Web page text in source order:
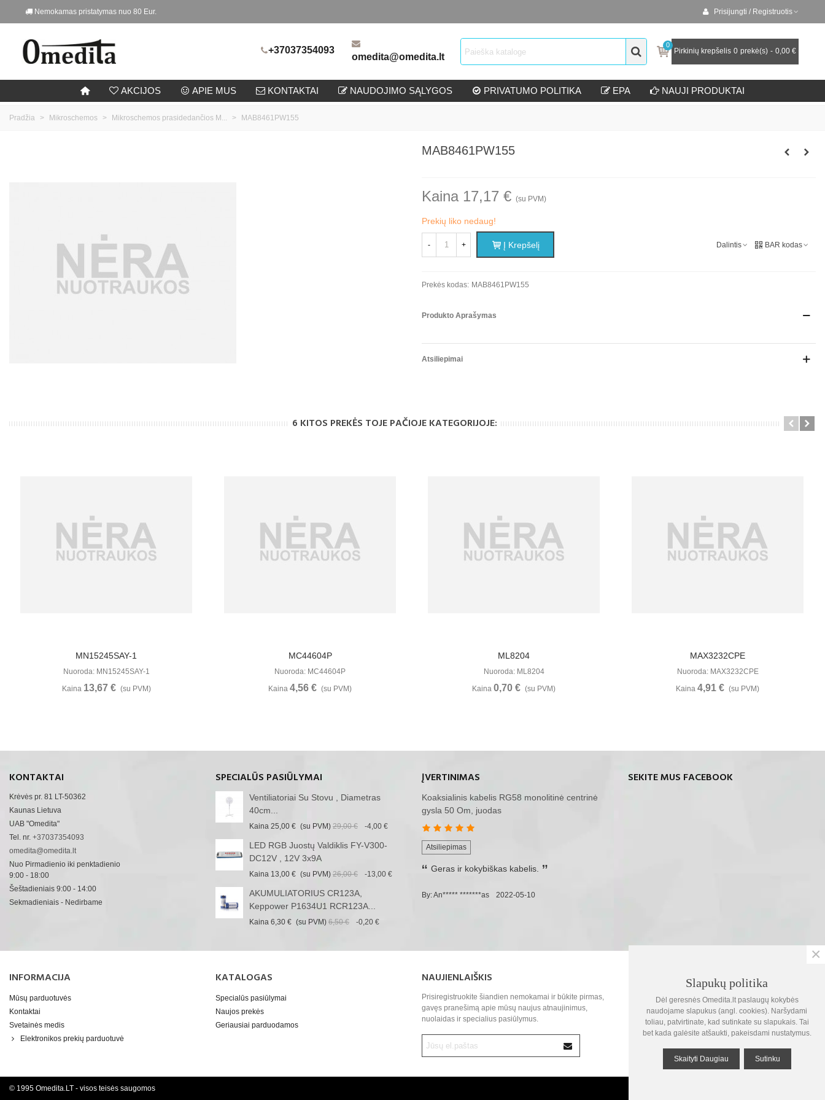
Nemokamas pristatymas nuo 80 Eur. Prisijungti / Registruotis
+37037354093
omedita@omedita.lt
0
Pirkinių krepšelis 0 prekė(s) - 0,00 €
AKCIJOS APIE MUS KONTAKTAI NAUDOJIMO SĄLYGOS PRIVATUMO POLITIKA EPA NAUJI PRODUKTAI
Pradžia > Mikroschemos > Mikroschemos prasidedančios M... > MAB8461PW155
MAB8461PW155
Kaina 17,17 € (su PVM)
Prekių liko nedaug!
- + Į Krepšelį Dalintis BAR kodas
Prekės kodas: MAB8461PW155
Produkto Aprašymas
Atsiliepimai
6 KITOS PREKĖS TOJE PAČIOJE KATEGORIJOJE:
Žiūrėti Daugiau
MN15245SAY-1
Nuoroda: MN15245SAY-1
Kaina 13,67 € (su PVM)
Žiūrėti Daugiau
MC44604P
Nuoroda: MC44604P
Kaina 4,56 € (su PVM)
Žiūrėti Daugiau
ML8204
Nuoroda: ML8204
Kaina 0,70 € (su PVM)
Žiūrėti Daugiau
MAX3232CPE
Nuoroda: MAX3232CPE
Kaina 4,91 € (su PVM)
KONTAKTAI
Krėvės pr. 81 LT-50362
Kaunas Lietuva
UAB "Omedita"
Tel. nr. +37037354093
omedita@omedita.lt
Nuo Pirmadienio iki penktadienio
9:00 - 18:00
Šeštadieniais 9:00 - 14:00
Sekmadieniais - Nedirbame
SPECIALŪS PASIŪLYMAI
Ventiliatoriai Su Stovu , Diametras
40cm...
Kaina 25,00 € (su PVM) 29,00 € -4,00 €
LED RGB Juostų Valdiklis FY-V300-
DC12V , 12V 3x9A
Kaina 13,00 € (su PVM) 26,00 € -13,00 €
AKUMULIATORIUS CR123A,
Keppower P1634U1 RCR123A...
Kaina 6,30 € (su PVM) 6,50 € -0,20 €
ĮVERTINIMAS
Koaksialinis kabelis RG58 monolitinė centrinė
gysla 50 Om, juodas
Atsiliepimas
Geras ir kokybiškas kabelis.
By: An***** *******as 2022-05-10
SEKITE MUS FACEBOOK
INFORMACIJA
Mūsų parduotuvės
Kontaktai
Svetainės medis
Elektronikos prekių parduotuvė
KATALOGAS
Specialūs pasiūlymai
Naujos prekės
Geriausiai parduodamos
NAUJIENLAIŠKIS
Prisiregistruokite šiandien nemokamai ir būkite pirmas,
gavęs pranešimą apie mūsų naujus atnaujinimus,
nuolaidas ir specialius pasiūlymus.
© 1995 Omedita.LT - visos teisės saugomos
Krepšelis
Slapukų politika
Dėl geresnės Omedita.lt paslaugų kokybės
naudojame slapukus (angl. cookies). Naršydami
toliau, patvirtinate, kad sutinkate su slapukais. Tai
bet kada galėsite atšaukti, pakeisdami nustatymus.
Skaityti Daugiau Sutinku
×